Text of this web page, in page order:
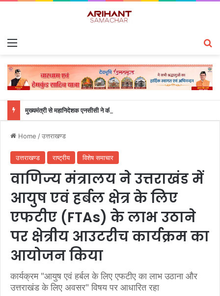
मुख्यमंत्री से महानिदेशक एनसीसी ने की शिष्टाचार भेंट
Home /उत्तराखण्ड
उत्तराखण्ड राष्ट्रीय विशेष समाचार
वाणिज्य मंत्रालय ने उत्तराखंड में
आयुष एवं हर्बल क्षेत्र के लिए
एफटीए (FTAs) के लाभ उठाने
पर क्षेत्रीय आउटरीच कार्यक्रम का
आयोजन किया
कार्यक्रम "आयुष एवं हर्बल के लिए एफटीए का लाभ उठाना और
उत्तराखंड के लिए अवसर" विषय पर आधारित रहा